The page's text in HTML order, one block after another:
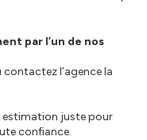
par l’un de nos
l’agence la
estimation juste pour
confiance.